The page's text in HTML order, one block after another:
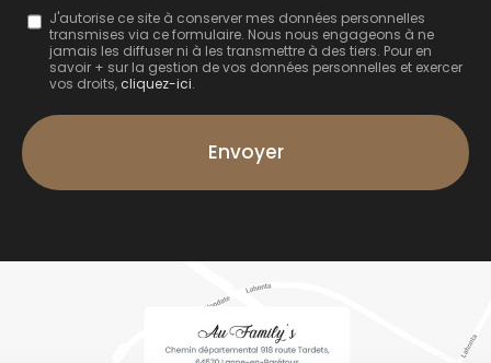
Message
J'autorise ce site à conserver mes données personnelles
transmises via ce formulaire. Nous nous engageons à ne
jamais les diffuser ni à les transmettre à des tiers. Pour en
savoir + sur la gestion de vos données personnelles et exercer
vos droits, cliquez-ici.
Acceptation
RGPD
*
Envoyer